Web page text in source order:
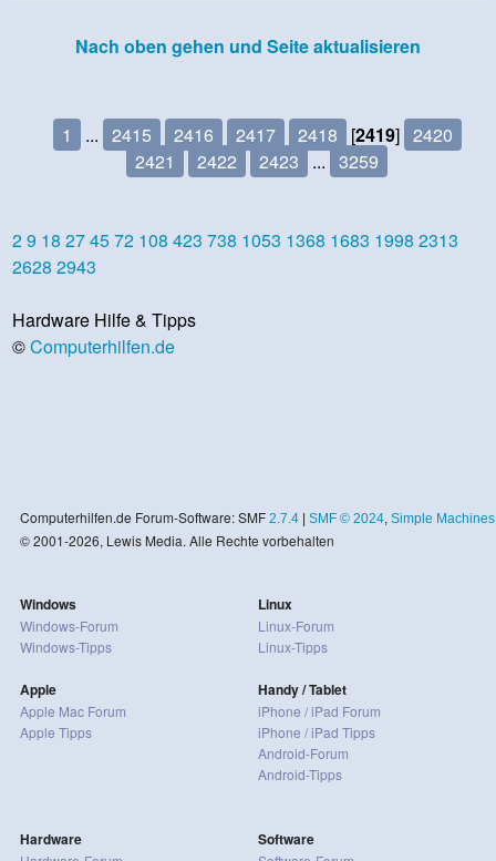
Nach oben gehen und Seite aktualisieren
1 ... 2415 2416 2417 2418 [2419] 2420
2421
2422 2423 ... 3259
29 18 274572 108 423 738 1053 1368 1683 1998 2313
2628 2943
Hardware Hilfe & Tipps
©Computerhilfen.de
Computerhilfen.de Forum-Software: SMF 2.7.4| SMF © 2024, Simple Machines
© 2001-2026, Lewis Media. Alle Rechte vorbehalten
Windows
Windows-Forum
Windows-Tipps
Apple
Apple Mac Forum
Apple Tipps
Linux
Linux-Forum
Linux-Tipps
Handy / Tablet
iPhone / iPad Forum
iPhone / iPad Tipps
Android-Forum
Android-Tipps
Hardware Software